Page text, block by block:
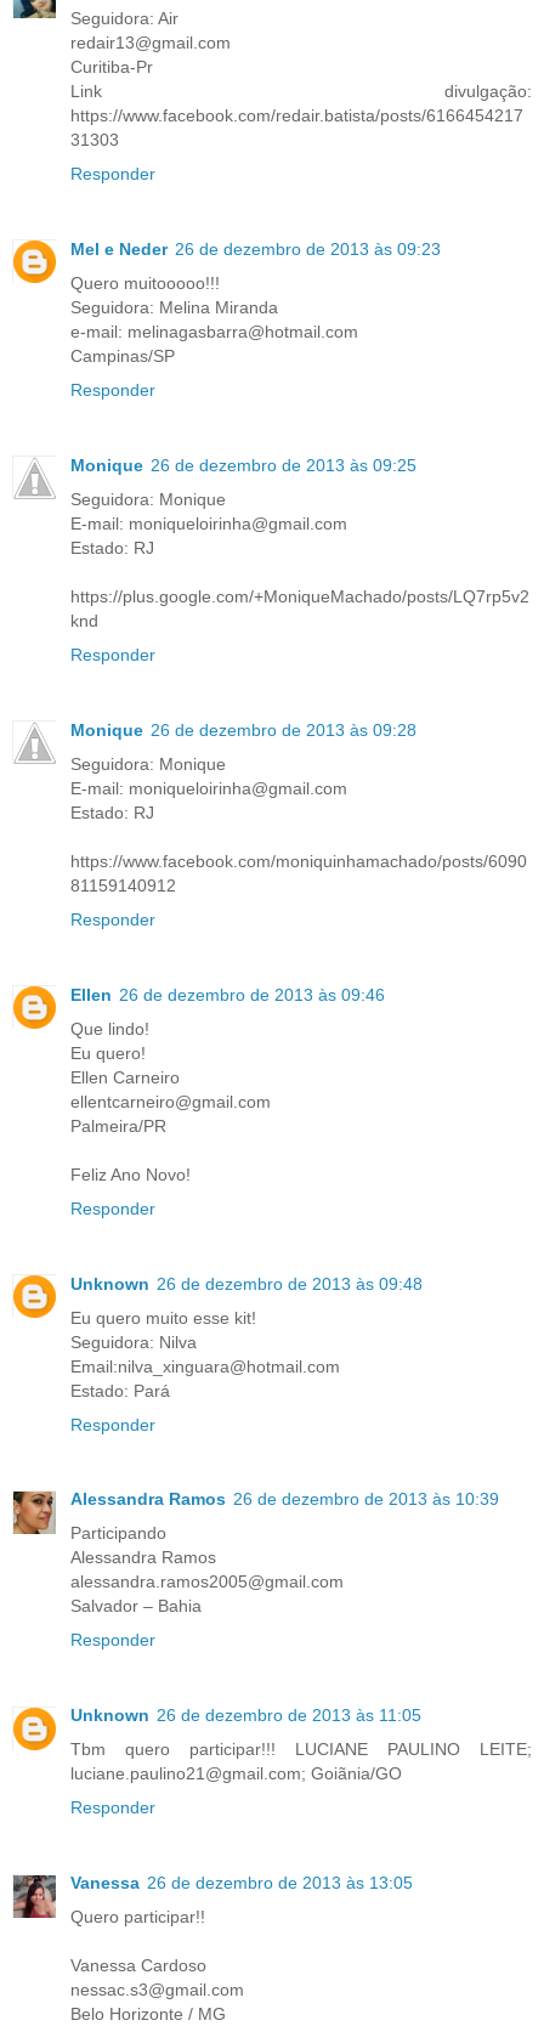
Seguidora: Air
redair13@gmail.com
Curitiba-Pr
Link divulgação:
https://www.facebook.com/redair.batista/posts/6166454217
31303
Responder
Mel e Neder 26 de dezembro de 2013 às 09:23
Quero muitooooo!!!
Seguidora: Melina Miranda
e-mail: melinagasbarra@hotmail.com
Campinas/SP
Responder
Monique 26 de dezembro de 2013 às 09:25
Seguidora: Monique
E-mail: moniqueloirinha@gmail.com
Estado: RJ
https://plus.google.com/+MoniqueMachado/posts/LQ7rp5v2
knd
Responder
Monique 26 de dezembro de 2013 às 09:28
Seguidora: Monique
E-mail: moniqueloirinha@gmail.com
Estado: RJ
https://www.facebook.com/moniquinhamachado/posts/6090
81159140912
Responder
Ellen 26 de dezembro de 2013 às 09:46
Que lindo!
Eu quero!
Ellen Carneiro
ellentcarneiro@gmail.com
Palmeira/PR
Feliz Ano Novo!
Responder
Unknown 26 de dezembro de 2013 às 09:48
Eu quero muito esse kit!
Seguidora: Nilva
Email:nilva_xinguara@hotmail.com
Estado: Pará
Responder
Alessandra Ramos 26 de dezembro de 2013 às 10:39
Participando
Alessandra Ramos
alessandra.ramos2005@gmail.com
Salvador – Bahia
Responder
Unknown 26 de dezembro de 2013 às 11:05
Tbm quero participar!!! LUCIANE PAULINO LEITE;
luciane.paulino21@gmail.com; Goiãnia/GO
Responder
Vanessa 26 de dezembro de 2013 às 13:05
Quero participar!!
Vanessa Cardoso
nessac.s3@gmail.com
Belo Horizonte / MG